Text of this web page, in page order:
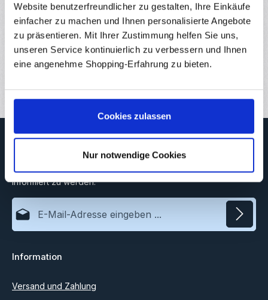
Website benutzerfreundlicher zu gestalten, Ihre Einkäufe
einfacher zu machen und Ihnen personalisierte Angebote
zu präsentieren. Mit Ihrer Zustimmung helfen Sie uns,
unseren Service kontinuierlich zu verbessern und Ihnen
eine angenehme Shopping-Erfahrung zu bieten.
Cookies zulassen
Nur notwendige Cookies
Eigenschaften
Hersteller
Downloads
Newsletter
Abonnieren Sie jetzt unseren regelmäßig erscheinenden
Newsletter, um rechtzeitig über neue Produkte und Angebote
informiert zu werden.
E-Mail-Adresse*
Ich habe dieDatenschutzbestimmungen
einverstanden.
Information
Versand und Zahlung